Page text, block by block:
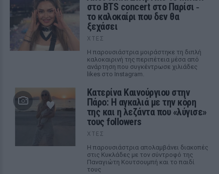
στο BTS concert στο Παρίσι ‑
το καλοκαίρι που δεν θα
ξεχάσει
ΧΤΕΣ
Η παρουσιάστρια μοιράστηκε τη διπλή
καλοκαιρινή της περιπέτεια μέσα από
ανάρτηση που συγκέντρωσε χιλιάδες
likes στο Instagram.
Κατερίνα Καινούργιου στην
Πάρο: Η αγκαλιά με την κόρη
της και η λεζάντα που «λύγισε»
τους followers
ΧΤΕΣ
Η παρουσιάστρια απολαμβάνει διακοπές
στις Κυκλάδες με τον σύντροφό της
Παναγιώτη Κουτσουμπή και το παιδί
τους